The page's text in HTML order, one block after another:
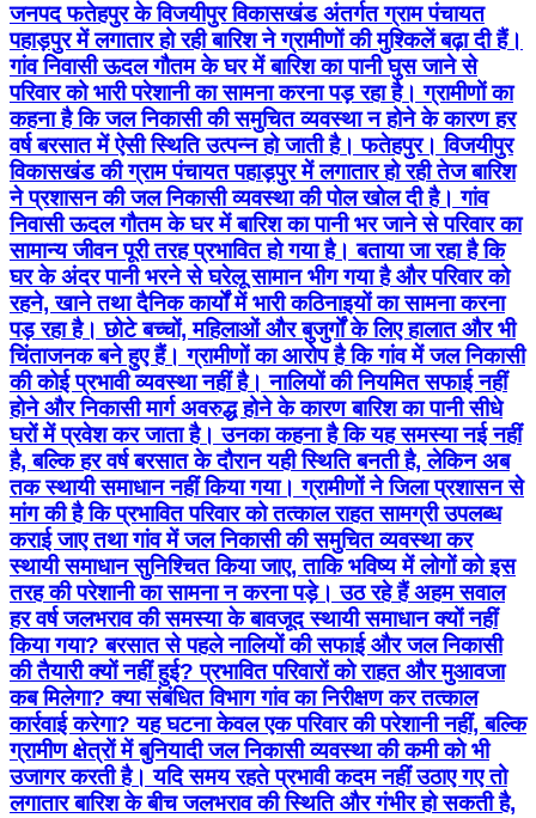
जनपद फतेहपुर के विजयीपुर विकासखंड अंतर्गत ग्राम पंचायत
पहाड़पुर में लगातार हो रही बारिश ने ग्रामीणों की मुश्किलें बढ़ा दी हैं।
गांव निवासी ऊदल गौतम के घर में बारिश का पानी घुस जाने से
परिवार को भारी परेशानी का सामना करना पड़ रहा है। ग्रामीणों का
कहना है कि जल निकासी की समुचित व्यवस्था न होने के कारण हर
वर्ष बरसात में ऐसी स्थिति उत्पन्न हो जाती है। फतेहपुर। विजयीपुर
विकासखंड की ग्राम पंचायत पहाड़पुर में लगातार हो रही तेज बारिश
ने प्रशासन की जल निकासी व्यवस्था की पोल खोल दी है। गांव
निवासी ऊदल गौतम के घर में बारिश का पानी भर जाने से परिवार का
सामान्य जीवन पूरी तरह प्रभावित हो गया है। बताया जा रहा है कि
घर के अंदर पानी भरने से घरेलू सामान भीग गया है और परिवार को
रहने, खाने तथा दैनिक कार्यों में भारी कठिनाइयों का सामना करना
पड़ रहा है। छोटे बच्चों, महिलाओं और बुजुर्गों के लिए हालात और भी
चिंताजनक बने हुए हैं। ग्रामीणों का आरोप है कि गांव में जल निकासी
की कोई प्रभावी व्यवस्था नहीं है। नालियों की नियमित सफाई नहीं
होने और निकासी मार्ग अवरुद्ध होने के कारण बारिश का पानी सीधे
घरों में प्रवेश कर जाता है। उनका कहना है कि यह समस्या नई नहीं
है, बल्कि हर वर्ष बरसात के दौरान यही स्थिति बनती है, लेकिन अब
तक स्थायी समाधान नहीं किया गया। ग्रामीणों ने जिला प्रशासन से
मांग की है कि प्रभावित परिवार को तत्काल राहत सामग्री उपलब्ध
कराई जाए तथा गांव में जल निकासी की समुचित व्यवस्था कर
स्थायी समाधान सुनिश्चित किया जाए, ताकि भविष्य में लोगों को इस
तरह की परेशानी का सामना न करना पड़े। उठ रहे हैं अहम सवाल
हर वर्ष जलभराव की समस्या के बावजूद स्थायी समाधान क्यों नहीं
किया गया? बरसात से पहले नालियों की सफाई और जल निकासी
की तैयारी क्यों नहीं हुई? प्रभावित परिवारों को राहत और मुआवजा
कब मिलेगा? क्या संबंधित विभाग गांव का निरीक्षण कर तत्काल
कार्रवाई करेगा? यह घटना केवल एक परिवार की परेशानी नहीं, बल्कि
ग्रामीण क्षेत्रों में बुनियादी जल निकासी व्यवस्था की कमी को भी
उजागर करती है। यदि समय रहते प्रभावी कदम नहीं उठाए गए तो
लगातार बारिश के बीच जलभराव की स्थिति और गंभीर हो सकती है,